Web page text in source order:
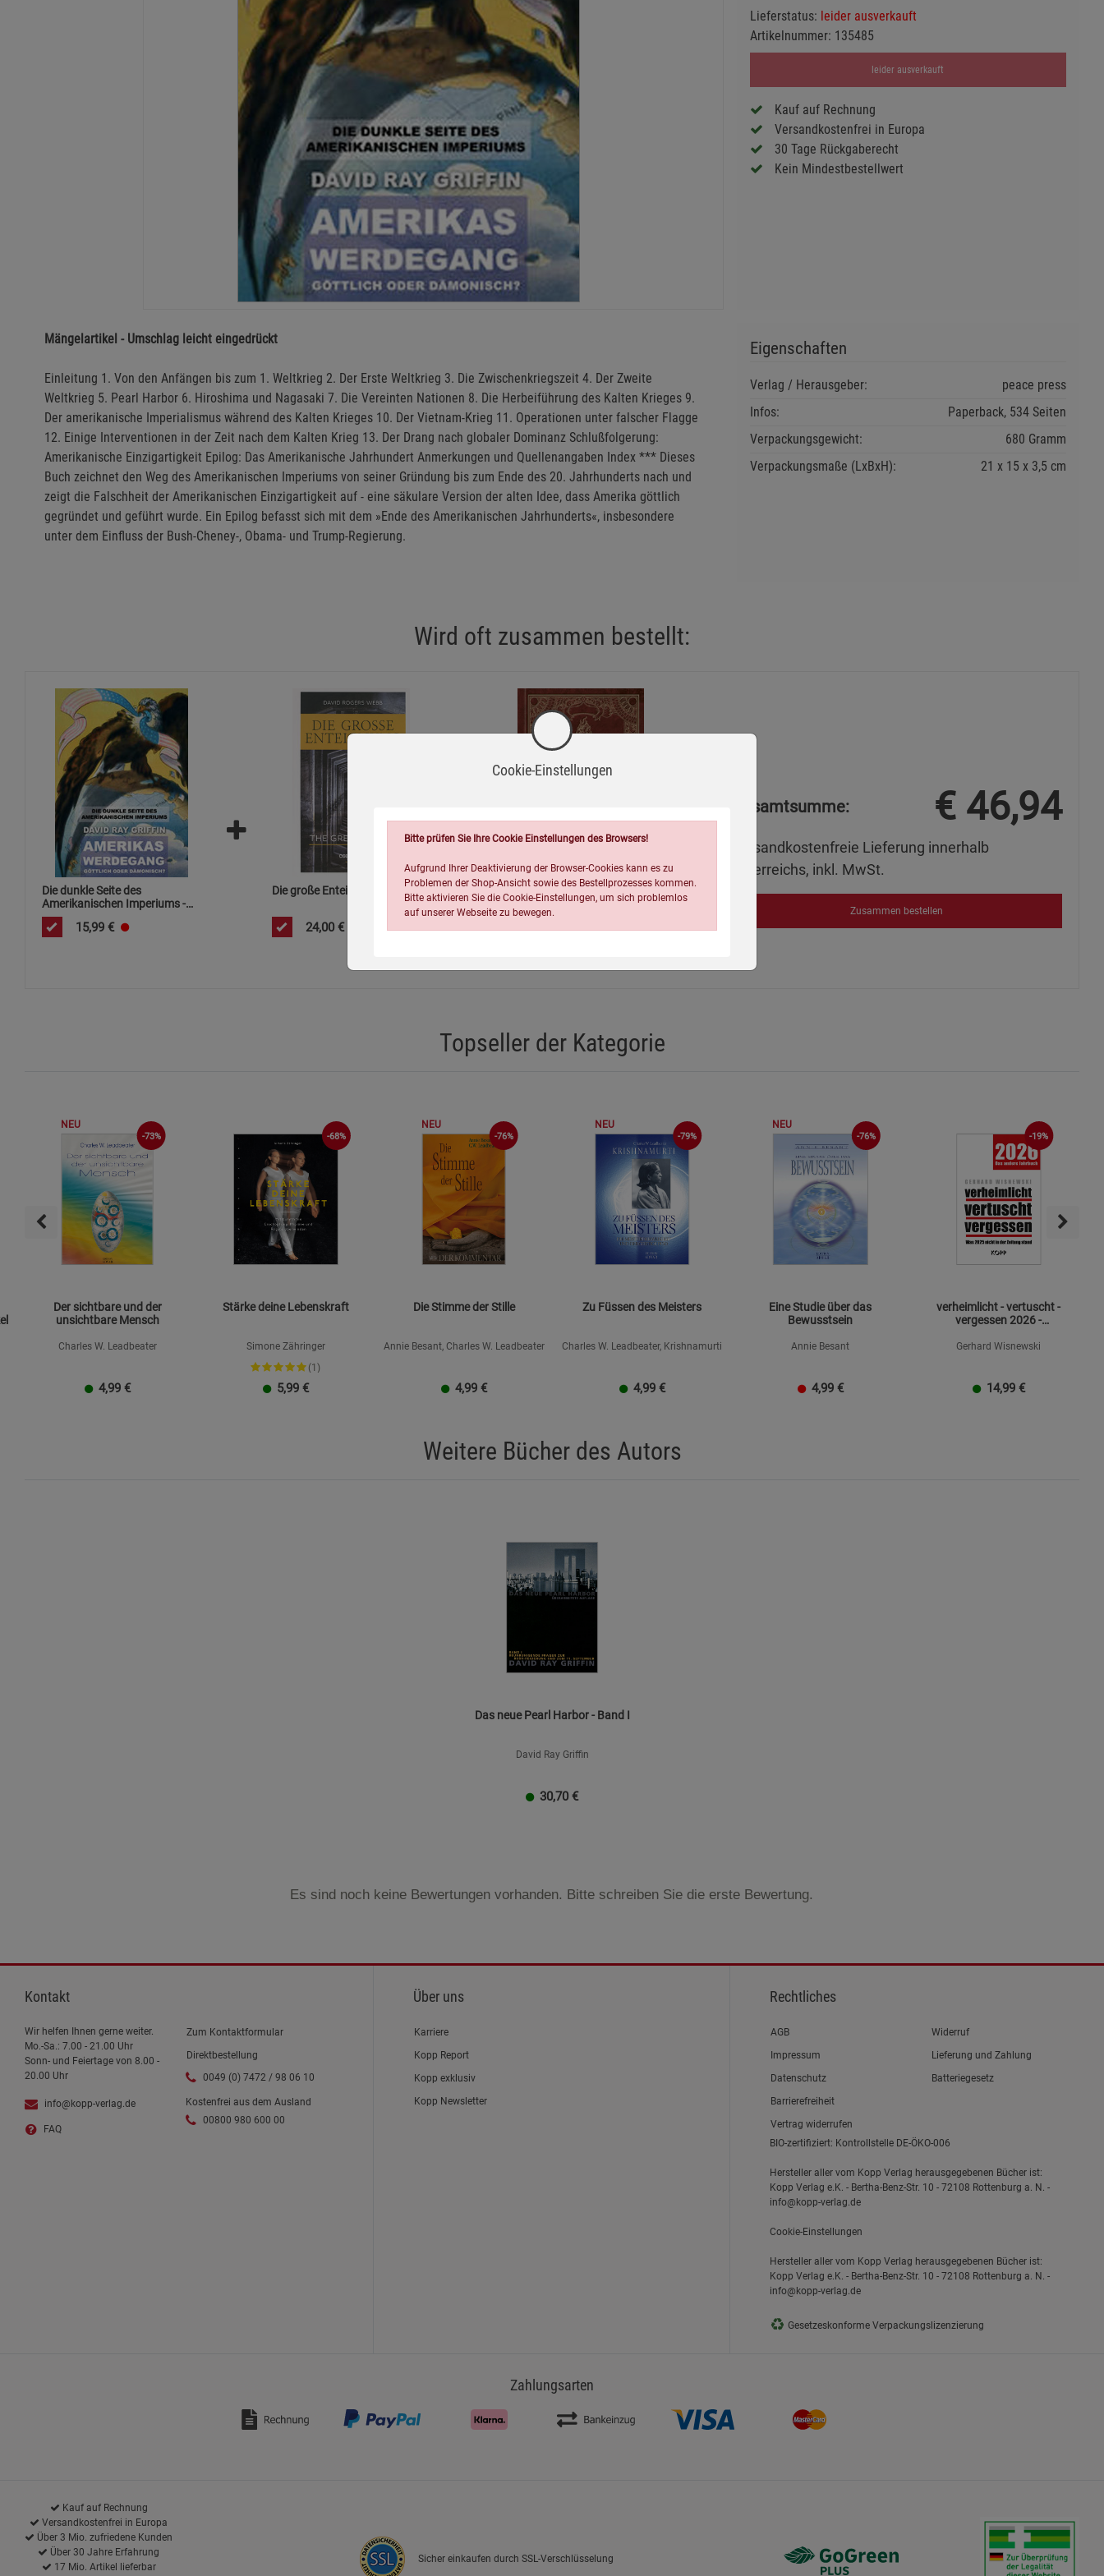
Lieferstatus: leider ausverkauft
Artikelnummer: 135485
leider ausverkauft
Kauf auf Rechnung
Versandkostenfrei in Europa
30 Tage Rückgaberecht
Kein Mindestbestellwert
Mängelartikel - Umschlag leicht eingedrückt
Einleitung 1. Von den Anfängen bis zum 1. Weltkrieg 2. Der Erste Weltkrieg 3. Die Zwischenkriegszeit 4. Der Zweite
Weltkrieg 5. Pearl Harbor 6. Hiroshima und Nagasaki 7. Die Vereinten Nationen 8. Die Herbeiführung des Kalten Krieges 9.
Der amerikanische Imperialismus während des Kalten Krieges 10. Der Vietnam-Krieg 11. Operationen unter falscher Flagge
12. Einige Interventionen in der Zeit nach dem Kalten Krieg 13. Der Drang nach globaler Dominanz Schlußfolgerung:
Amerikanische Einzigartigkeit Epilog: Das Amerikanische Jahrhundert Anmerkungen und Quellenangaben Index *** Dieses
Buch zeichnet den Weg des Amerikanischen Imperiums von seiner Gründung bis zum Ende des 20. Jahrhunderts nach und
zeigt die Falschheit der Amerikanischen Einzigartigkeit auf - eine säkulare Version der alten Idee, dass Amerika göttlich
gegründet und geführt wurde. Ein Epilog befasst sich mit dem »Ende des Amerikanischen Jahrhunderts«, insbesondere
unter dem Einfluss der Bush-Cheney-, Obama- und Trump-Regierung.
Eigenschaften
Verlag / Herausgeber:
peace press
Infos:
Paperback, 534 Seiten
Verpackungsgewicht:
680 Gramm
Verpackungsmaße (LxBxH):
21 15 3,5 cm
Wird oft zusammen bestellt:
Die dunkle Seite des
Amerikanischen Imperiums -
Mängelartikel
15,99 €
Die große Enteignung
24,00 €
Das Buch Henoch
= Gesamtsumme: € 46,94
Versandkostenfreie Lieferung innerhalb
Österreichs, inkl. MwSt.
Zusammen bestellen
Topseller der Kategorie
NEU
-73%
Der sichtbare und der
unsichtbare Mensch
Charles W. Leadbeater
4,99 €
-68%
Stärke deine Lebenskraft
Simone Zähringer
(1)
5,99 €
NEU
-76%
Die Stimme der Stille
Annie Besant, Charles W. Leadbeater
4,99 €
NEU
-79%
Zu Füssen des Meisters
Charles W. Leadbeater, Krishnamurti
4,99 €
NEU
-76%
Eine Studie über das
Bewusstsein
Annie Besant
4,99 €
-19%
verheimlicht - vertuscht -
vergessen 2026 -
Gerhard Wisnewski
14,99 €
Weitere Bücher des Autors
Das neue Pearl Harbor - Band I
David Ray Griffin
30,70 €
Es sind noch keine Bewertungen vorhanden. Bitte schreiben Sie die erste Bewertung.
Kontakt
Wir helfen Ihnen gerne weiter.
Mo.-Sa.: 7.00 - 21.00 Uhr
Sonn- und Feiertage von 8.00 -
20.00 Uhr
info@kopp-verlag.de
FAQ
Zum Kontaktformular
Direktbestellung
0049 (0) 7472 / 98 06 10
Kostenfrei aus dem Ausland
00800 980 600 00
Über uns
Karriere
Kopp Report
Kopp exklusiv
Kopp Newsletter
Rechtliches
Link zum/zur
AGB
Link zum/zur
Impressum
Link zum/zur
Datenschutz
Link zum/zur
Barrierefreiheit
Vertrag widerrufen
Widerruf
Lieferung und Zahlung
Batteriegesetz
BIO-zertifiziert: Kontrollstelle DE-ÖKO-006
Hersteller aller vom Kopp Verlag herausgegebenen Bücher ist:
Kopp Verlag e.K. - Bertha-Benz-Str. 10 - 72108 Rottenburg a. N. -
info@kopp-verlag.de
Cookie-Einstellungen
Hersteller aller vom Kopp Verlag herausgegebenen Bücher ist:
Kopp Verlag e.K. - Bertha-Benz-Str. 10 - 72108 Rottenburg a. N. -
info@kopp-verlag.de
♻ Gesetzeskonforme Verpackungslizenzierung
Zahlungsarten
Kauf auf Rechnung
Versandkostenfrei in Europa
Über 3 Mio. zufriedene Kunden
Über 30 Jahre Erfahrung
17 Mio. Artikel lieferbar
Sicher einkaufen durch SSL-Verschlüsselung
Cookie-Einstellungen
Bitte prüfen Sie Ihre Cookie Einstellungen des Browsers!
Aufgrund Ihrer Deaktivierung der Browser-Cookies kann es zu
Problemen der Shop-Ansicht sowie des Bestellprozesses kommen.
Bitte aktivieren Sie die Cookie-Einstellungen, um sich problemlos
auf unserer Webseite zu bewegen.
Einstellungen speichern für die GruppeEinstellungen speichern für die Gruppe
Zurück Einstellungen speichern für die Gruppe
Einwilligung nicht erteilen
Beschreibung Notwendige Cookies
anzeigen
Statistik Cookies (1) Statistik Cookies
Beschreibung Statistik Cookies
Cookie-Informationen
Marketing Cookies (3) Marketing Cookies
Datenschutzerklärung